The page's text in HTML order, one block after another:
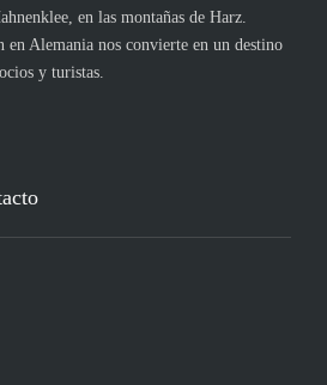
en las montañas de Harz.
en Alemania nos convierte en un destino
y turistas.